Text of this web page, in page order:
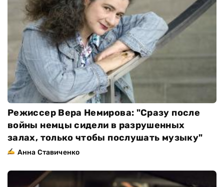
Режиссер Вера Немирова: "Сразу после
войны немцы сидели в разрушенных
залах, только чтобы послушать музыку"
Анна Ставиченко